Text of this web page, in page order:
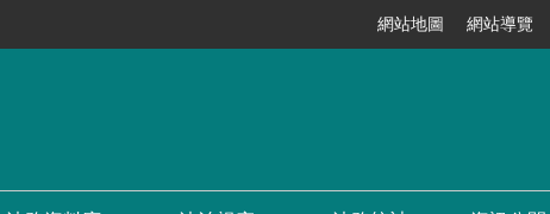
網站地圖 網站導覽